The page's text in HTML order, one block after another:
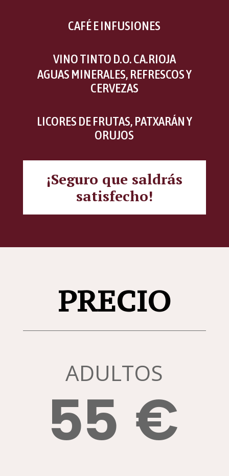
CAFÉ E INFUSIONES
VINO TINTO D.O. CA.RIOJA
AGUAS MINERALES, REFRESCOS Y
CERVEZAS
LICORES DE FRUTAS, PATXARÁN Y
ORUJOS
¡Seguro que saldrás
satisfecho!
PRECIO
ADULTOS
55 €